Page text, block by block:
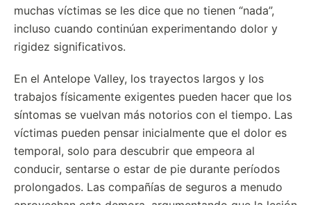
muchas víctimas se les dice que no tienen “nada”,
incluso cuando continúan experimentando dolor y
rigidez significativos.
En el Antelope Valley, los trayectos largos y los
trabajos físicamente exigentes pueden hacer que los
síntomas se vuelvan más notorios con el tiempo. Las
víctimas pueden pensar inicialmente que el dolor es
temporal, solo para descubrir que empeora al
conducir, sentarse o estar de pie durante períodos
prolongados. Las compañías de seguros a menudo